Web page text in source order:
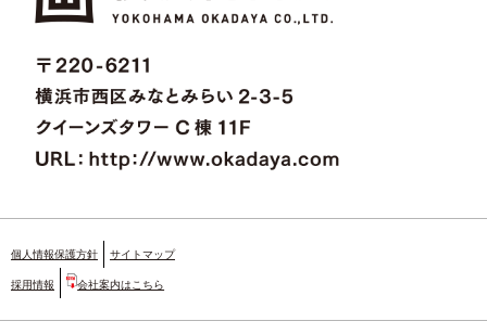
個人情報保護方針 サイトマップ
採用情報 会社案内はこちら